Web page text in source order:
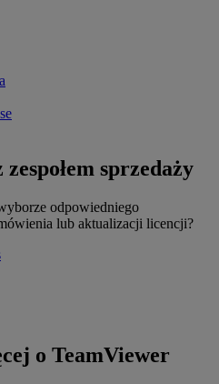
sprzedaży
odpowiedniego
lub aktualizacji licencji?
o TeamViewer